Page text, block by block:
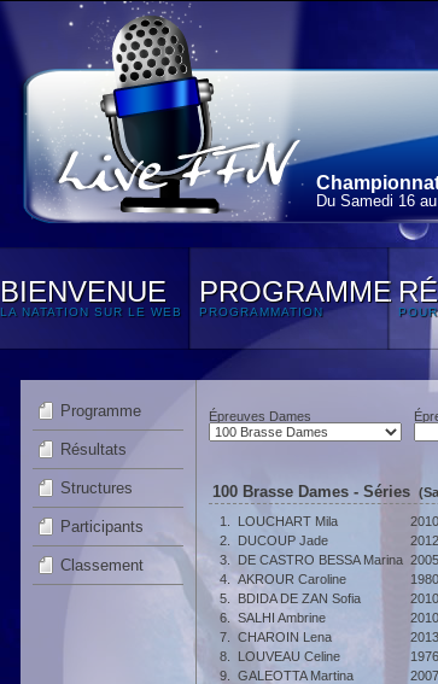
Du Samedi 16
BIENVENUE
LA NATATION SUR LE WEB
PROGRAMME
PROGRAMMATION
Programme
Résultats
Structures
Participants
Classement
Épreuves Dames
100 Brasse Dames - Séries
1.
LOUCHART Mila 2010
2. DUCOUP Jade 2012
3. DE CASTRO BESSA Marina 2005
4. AKROUR Caroline 1980
5. BDIDA DE ZAN Sofia 2010
6. SALHI Ambrine 2010
7. CHAROIN Lena 2013
8. LOUVEAU Celine 1976
9. GALEOTTA Martina 2007